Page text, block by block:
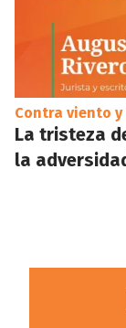
Contra viento y
La tristeza
la